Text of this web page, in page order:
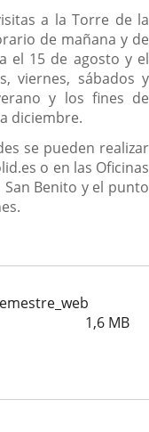
a la Torre de la
de mañana y de
el 15 de agosto y el
viernes, sábados y
y los fines de
diciembre.
se pueden realizar
o en las Oficinas
Benito y el punto
1,6 MB